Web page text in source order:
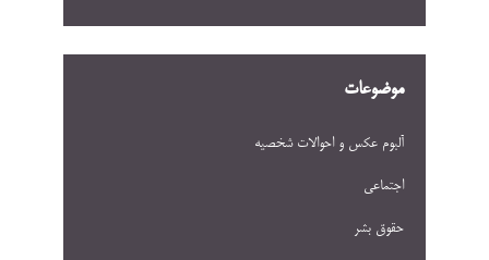
موضوعات
آلبوم عکس و احوالات شخصيه
اجتماعی
حقوق بشر